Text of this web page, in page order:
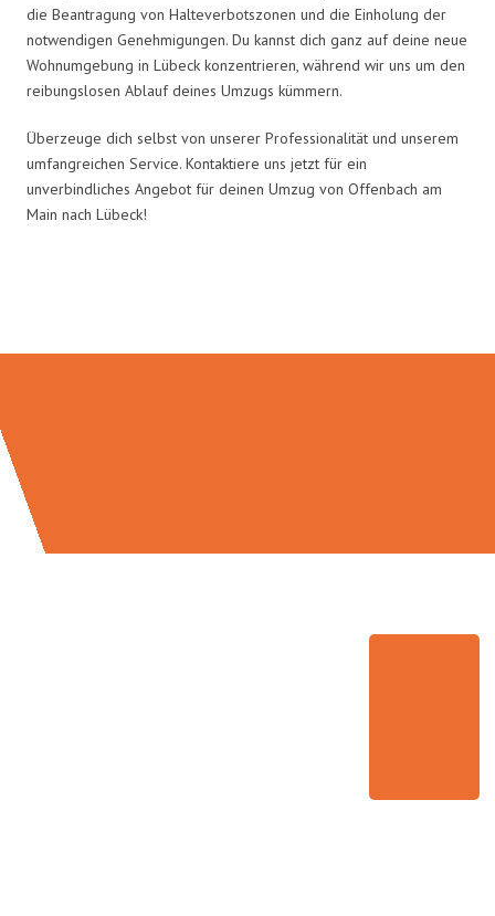
die Beantragung von Halteverbotszonen und die Einholung der
notwendigen Genehmigungen. Du kannst dich ganz auf deine neue
Wohnumgebung in Lübeck konzentrieren, während wir uns um den
reibungslosen Ablauf deines Umzugs kümmern.
Überzeuge dich selbst von unserer Professionalität und unserem
umfangreichen Service. Kontaktiere uns jetzt für ein
unverbindliches Angebot für deinen Umzug von Offenbach am
Main nach Lübeck!